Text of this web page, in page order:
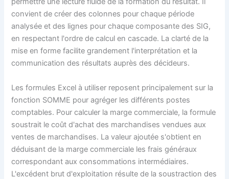
convient de créer des colonnes pour chaque période
analysée et des lignes pour chaque composante des SIG,
en respectant l'ordre de calcul en cascade. La clarté de la
mise en forme facilite grandement l'interprétation et la
communication des résultats auprès des décideurs.
Les formules Excel à utiliser reposent principalement sur la
fonction SOMME pour agréger les différents postes
comptables. Pour calculer la marge commerciale, la formule
soustrait le coût d'achat des marchandises vendues aux
ventes de marchandises. La valeur ajoutée s'obtient en
déduisant de la marge commerciale les frais généraux
correspondant aux consommations intermédiaires.
L'excédent brut d'exploitation résulte de la soustraction des